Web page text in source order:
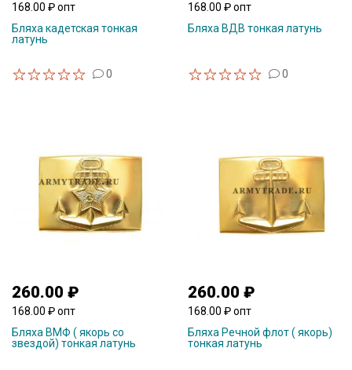
168.00 ₽ опт
Бляха кадетская тонкая
латунь
0
168.00 ₽ опт
Бляха ВДВ тонкая латунь
0
260.00 ₽
168.00 ₽ опт
Бляха ВМФ ( якорь со
звездой) тонкая латунь
260.00 ₽
168.00 ₽ опт
Бляха Речной флот ( якорь)
тонкая латунь